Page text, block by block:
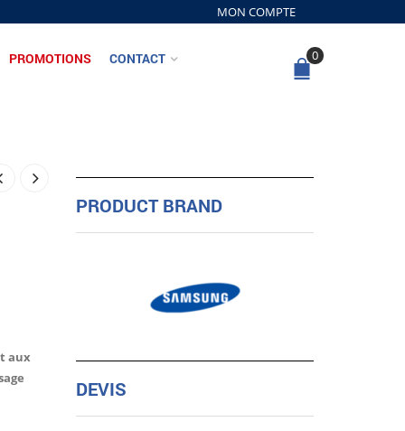
MON COMPTE
PROMOTIONS CONTACT 0
aux
PRODUCT BRAND
DEVIS